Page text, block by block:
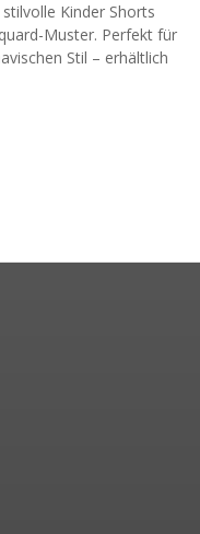
Kinder Shorts
Muster. Perfekt für
Stil – erhältlich